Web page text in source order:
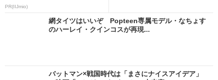
PR(IIJmio)
網タイツはいいぞ Popteen専属モデル・なちょす
のハーレイ・クインコスが再現...
バットマン×戦国時代は「まさにナイスアイデア」